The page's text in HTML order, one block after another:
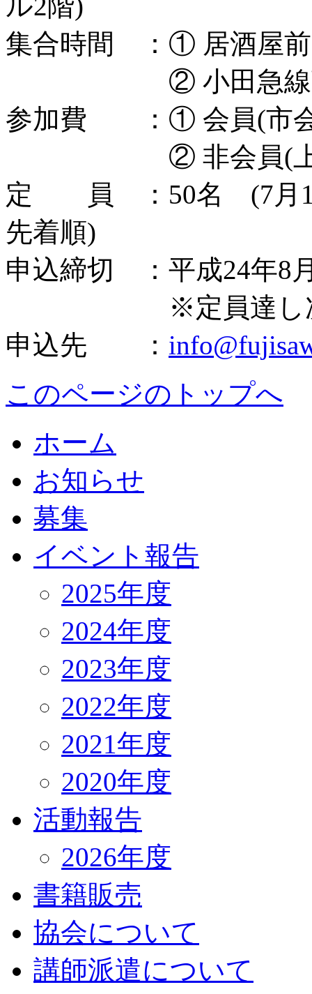
集合時間 ：① 居酒屋
② 小田急線藤沢
参加費 ：① 会員(市
② 非会員(上
定 員 ：50名 (7月17
先着順)
申込締切 ：平成24
※定員達し次第締
申込先 ：
このページのトップへ
ホーム
お知らせ
募集
イベント報告
2025年度
2024年度
2023年度
2022年度
2021年度
2020年度
活動報告
2026年度
書籍販売
協会について
講師派遣について